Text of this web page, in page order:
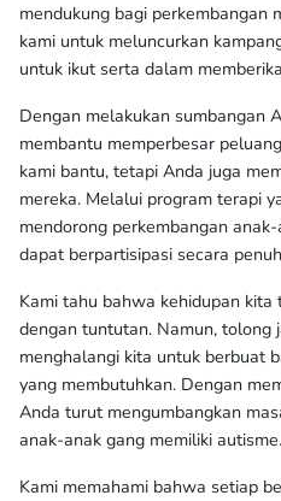
mendukung bagi perkembangan
kami untuk meluncurkan
untuk ikut serta dalam
Dengan melakukan sumbangan
membantu memperbesar
kami bantu, tetapi Anda juga
mereka. Melalui program terapi
mendorong perkembangan
dapat berpartisipasi secara
Kami tahu bahwa kehidupan
dengan tuntutan. Namun,
menghalangi kita untuk berbuat
yang membutuhkan. Dengan
Anda turut mengumbangkan
anak-anak gang memiliki autisme.
Kami memahami bahwa setiap